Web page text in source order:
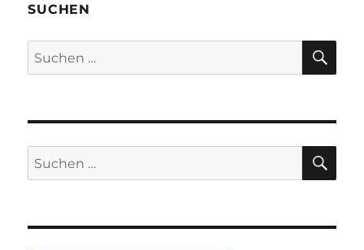
SUCHEN
Suchen
nach:
Suchen
nach: